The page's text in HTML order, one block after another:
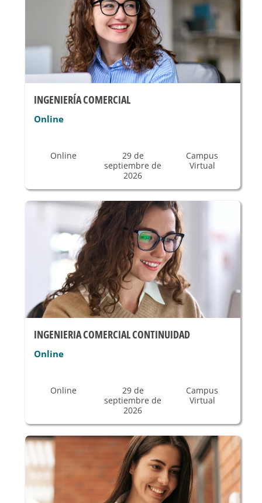
INGENIERÍA COMERCIAL
Online
Online
29 de
septiembre de
2026
Campus
Virtual
INGENIERIA COMERCIAL CONTINUIDAD
Online
Online
29 de
septiembre de
2026
Campus
Virtual